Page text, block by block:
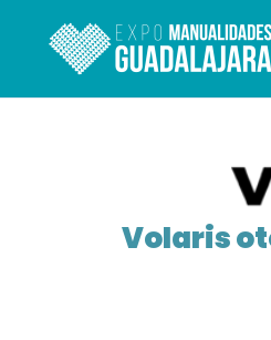
contenido
Volaris